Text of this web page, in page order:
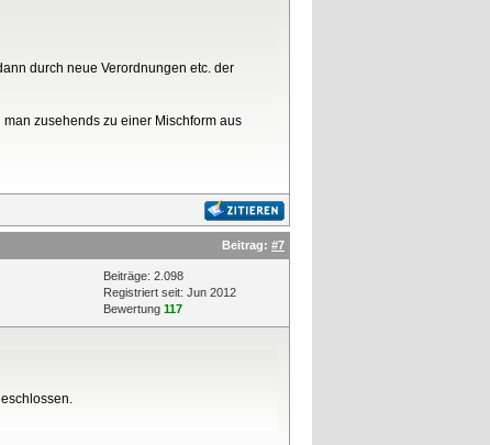
durch neue Verordnungen etc. der
zusehends zu einer Mischform aus
Beitrag: #7
Beiträge: 2.098
Registriert seit: Jun 2012
Bewertung 117